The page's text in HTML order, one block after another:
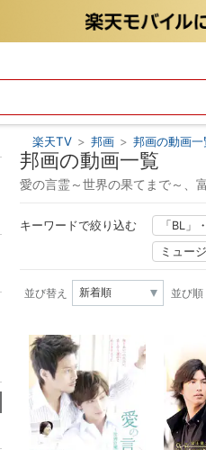
楽天TV > 邦画 > 邦画の動画一
邦画の動画一覧
愛の言霊～世界の果てまで～、
キーワードで絞り込む 「BL」
ミュー
並び替え
並び順